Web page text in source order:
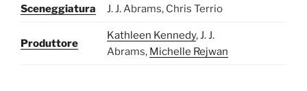
Sceneggiatura J. J. Abrams, Chris Terrio
Produttore
Kathleen Kennedy, J. J.
Abrams, Michelle Rejwan